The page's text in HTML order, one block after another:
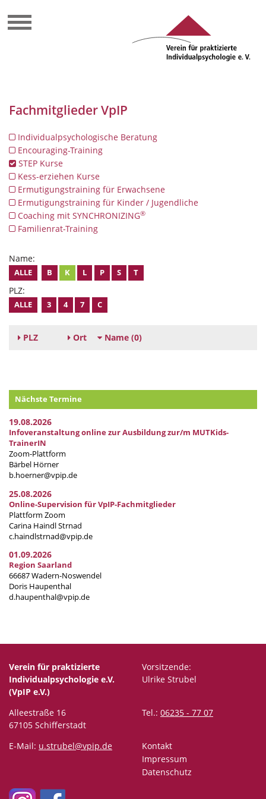
Fachmitglieder VpIP
Individualpsychologische Beratung
Encouraging-Training
STEP Kurse
Kess-erziehen Kurse
Ermutigungstraining für Erwachsene
Ermutigungstraining für Kinder / Jugendliche
Coaching mit SYNCHRONIZING®
Familienrat-Training
Name:
ALLE B K L P S T
PLZ:
ALLE 3 4 7 C
PLZ Ort Name (0)
Nächste Termine
19.08.2026
Infoveranstaltung online zur Ausbildung zur/m MUTKids-
TrainerIN
Zoom-Plattform
Bärbel Hörner
b.hoerner@vpip.de
25.08.2026
Online-Supervision für VpIP-Fachmitglieder
Plattform Zoom
Carina Haindl Strnad
c.haindlstrnad@vpip.de
01.09.2026
Region Saarland
66687 Wadern-Noswendel
Doris Haupenthal
d.haupenthal@vpip.de
Verein für praktizierte
Individualpsychologie e.V.
(VpIP e.V.)
Vorsitzende:
Ulrike Strubel
Alleestraße 16
67105 Schifferstadt
Tel.: 06235 - 77 07
E-Mail: u.strubel@vpip.de
Kontakt
Impressum
Datenschutz